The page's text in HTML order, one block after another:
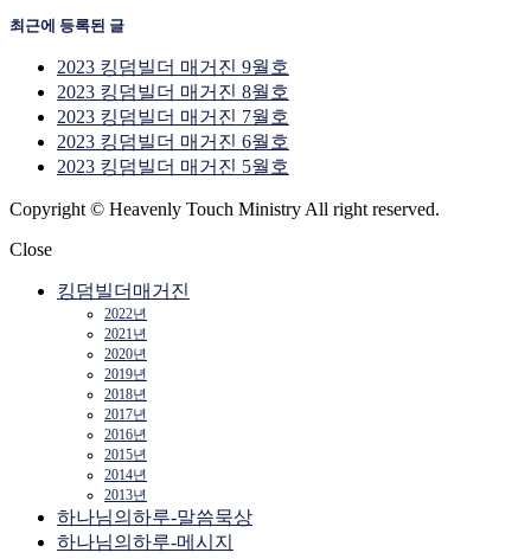
최근에 등록된 글
2023 킹덤빌더 매거진 9월호
2023 킹덤빌더 매거진 8월호
2023 킹덤빌더 매거진 7월호
2023 킹덤빌더 매거진 6월호
2023 킹덤빌더 매거진 5월호
Copyright © Heavenly Touch Ministry All right reserved.
Close
킹덤빌더매거진
2022년
2021년
2020년
2019년
2018년
2017년
2016년
2015년
2014년
2013년
하나님의하루-말씀묵상
하나님의하루-메시지